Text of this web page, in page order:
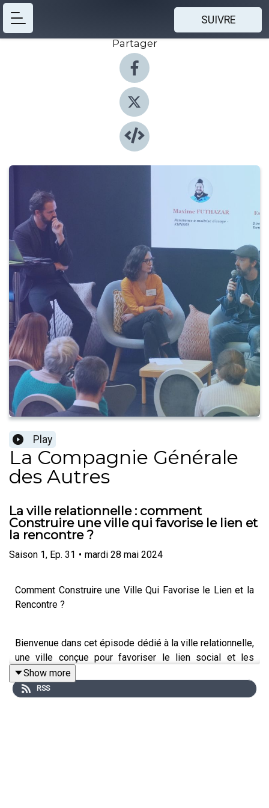
SUIVRE
Partager
Play
La Compagnie Générale
des Autres
La ville relationnelle : comment
Construire une ville qui favorise le lien et
la rencontre ?
Saison 1, Ep. 31 • mardi 28 mai 2024
Comment Construire une Ville Qui Favorise le Lien et la
Rencontre ?
Bienvenue dans cet épisode dédié à la ville relationnelle,
une ville conçue pour favoriser le lien social et les
rencontres, et non pas seulement axée sur les
déplacements et les infrastructures urbaines. Ce sujet
est d'une importance capitale pour la Compagnie
Show more
RSS